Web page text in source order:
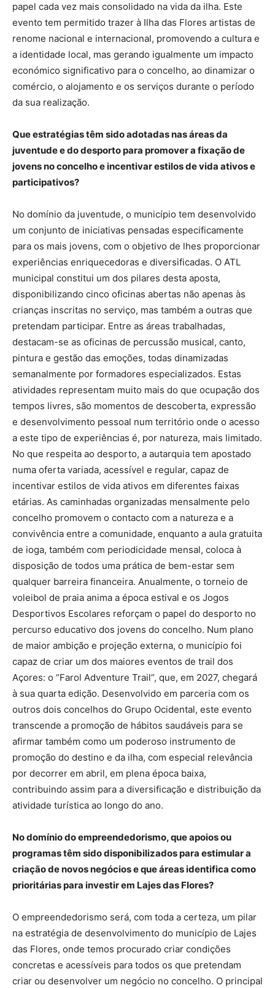
papel cada vez mais consolidado na vida da ilha. Este
evento tem permitido trazer à Ilha das Flores artistas de
renome nacional e internacional, promovendo a cultura e
a identidade local, mas gerando igualmente um impacto
económico significativo para o concelho, ao dinamizar o
comércio, o alojamento e os serviços durante o período
da sua realização.
Que estratégias têm sido adotadas nas áreas da
juventude e do desporto para promover a fixação de
jovens no concelho e incentivar estilos de vida ativos e
participativos?
No domínio da juventude, o município tem desenvolvido
um conjunto de iniciativas pensadas especificamente
para os mais jovens, com o objetivo de lhes proporcionar
experiências enriquecedoras e diversificadas. O ATL
municipal constitui um dos pilares desta aposta,
disponibilizando cinco oficinas abertas não apenas às
crianças inscritas no serviço, mas também a outras que
pretendam participar. Entre as áreas trabalhadas,
destacam-se as oficinas de percussão musical, canto,
pintura e gestão das emoções, todas dinamizadas
semanalmente por formadores especializados. Estas
atividades representam muito mais do que ocupação dos
tempos livres, são momentos de descoberta, expressão
e desenvolvimento pessoal num território onde o acesso
a este tipo de experiências é, por natureza, mais limitado.
No que respeita ao desporto, a autarquia tem apostado
numa oferta variada, acessível e regular, capaz de
incentivar estilos de vida ativos em diferentes faixas
etárias. As caminhadas organizadas mensalmente pelo
concelho promovem o contacto com a natureza e a
convivência entre a comunidade, enquanto a aula gratuita
de ioga, também com periodicidade mensal, coloca à
disposição de todos uma prática de bem-estar sem
qualquer barreira financeira. Anualmente, o torneio de
voleibol de praia anima a época estival e os Jogos
Desportivos Escolares reforçam o papel do desporto no
percurso educativo dos jovens do concelho. Num plano
de maior ambição e projeção externa, o município foi
capaz de criar um dos maiores eventos de trail dos
Açores: o “Farol Adventure Trail”, que, em 2027, chegará
à sua quarta edição. Desenvolvido em parceria com os
outros dois concelhos do Grupo Ocidental, este evento
transcende a promoção de hábitos saudáveis para se
afirmar também como um poderoso instrumento de
promoção do destino e da ilha, com especial relevância
por decorrer em abril, em plena época baixa,
contribuindo assim para a diversificação e distribuição da
atividade turística ao longo do ano.
No domínio do empreendedorismo, que apoios ou
programas têm sido disponibilizados para estimular a
criação de novos negócios e que áreas identifica como
prioritárias para investir em Lajes das Flores?
O empreendedorismo será, com toda a certeza, um pilar
na estratégia de desenvolvimento do município de Lajes
das Flores, onde temos procurado criar condições
concretas e acessíveis para todos os que pretendam
criar ou desenvolver um negócio no concelho. O principal